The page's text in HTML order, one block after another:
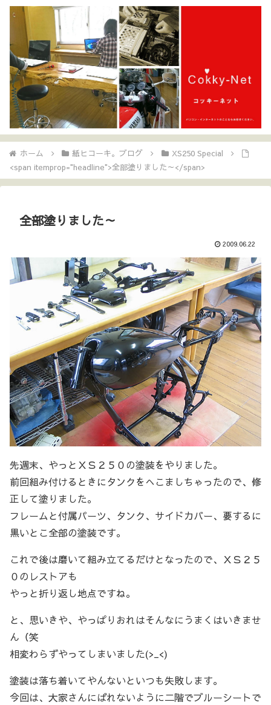
ホーム 紙ヒコーキ。ブログ
XS250 Special
<span itemprop="headline">全部塗りました～</span>
全部塗りました～
2009.06.22
先週末、やっとＸＳ２５０の塗装をやりました。
前回組み付けるときにタンクをへこましちゃったので、修
正して塗りました。
フレームと付属パーツ、タンク、サイドカバー、要するに
黒いとこ全部の塗装です。
これで後は磨いて組み立てるだけとなったので、ＸＳ２５
０のレストアも
やっと折り返し地点ですね。
と、思いきや、やっぱりおれはそんなにうまくはいきませ
ん（笑
相変わらずやってしまいました(>_<)
塗装は落ち着いてやんないといつも失敗します。
今回は、大家さんにばれないように二階でブルーシートで